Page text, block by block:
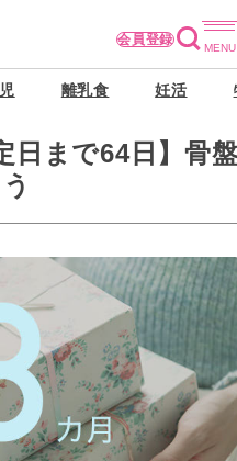
会員登録
離乳食 妊活
日まで64日】骨